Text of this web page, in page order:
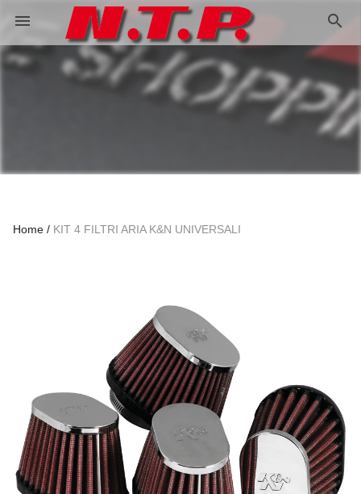
menu search
Home KIT 4 FILTRI ARIA K&N UNIVERSALI